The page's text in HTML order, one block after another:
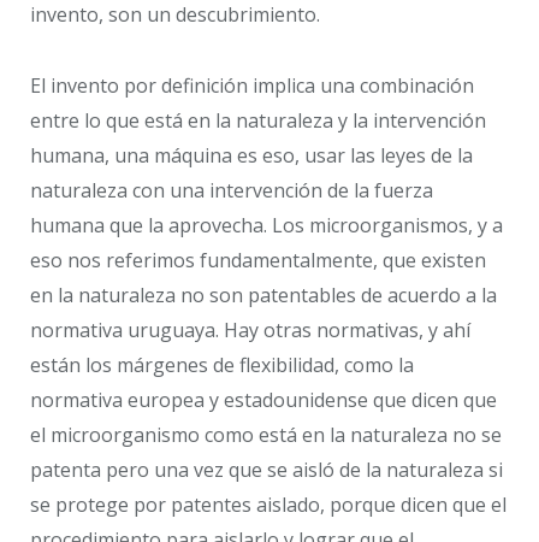
invento, son un descubrimiento.
El invento por definición implica una combinación
entre lo que está en la naturaleza y la intervención
humana, una máquina es eso, usar las leyes de la
naturaleza con una intervención de la fuerza
humana que la aprovecha. Los microorganismos, y a
eso nos referimos fundamentalmente, que existen
en la naturaleza no son patentables de acuerdo a la
normativa uruguaya. Hay otras normativas, y ahí
están los márgenes de flexibilidad, como la
normativa europea y estadounidense que dicen que
el microorganismo como está en la naturaleza no se
patenta pero una vez que se aisló de la naturaleza si
se protege por patentes aislado, porque dicen que el